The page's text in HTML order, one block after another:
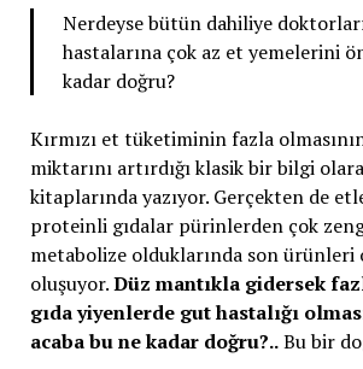
Nerdeyse bütün dahiliye
hastalarına çok az et yemelerini
kadar doğru?
Kırmızı et tüketiminin fazla
miktarını artırdığı klasik bir bilgi
kitaplarında yazıyor. Gerçekten de
proteinli gıdalar pürinlerden çok
metabolize olduklarında son ürünleri
oluşuyor.Düz mantıkla gidersek
gıda yiyenlerde gut hastalığı
acaba bu ne kadar doğru?..Bu bir